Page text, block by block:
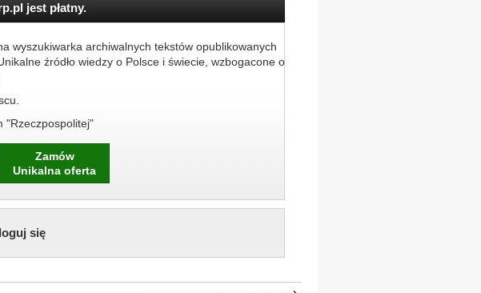
jest płatny.
wyszukiwarka archiwalnych tekstów opublikowanych
źródło wiedzy o Polsce i świecie, wzbogacone o
"Rzeczpospolitej"
Zamów
Unikalna oferta
się